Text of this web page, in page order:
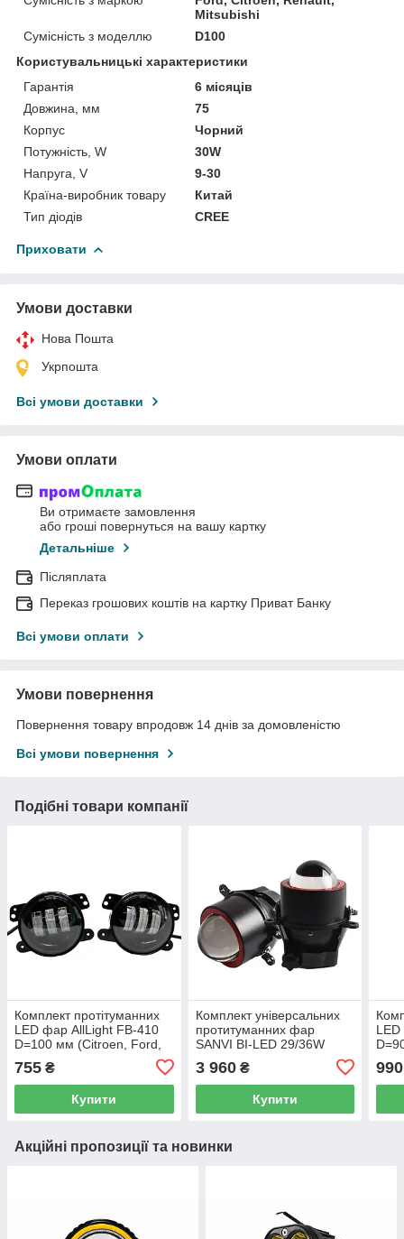
Mitsubishi
Сумісність з моделлю
D100
Користувальницькі характеристики
Гарантія
6 місяців
Довжина, мм
75
Корпус
Чорний
Потужність, W
30W
Напруга, V
9-30
Країна-виробник товару
Китай
Тип діодів
CREE
Приховати
Умови доставки
Нова Пошта
Укрпошта
Всі умови доставки
Умови оплати
Ви отримаєте замовлення
або гроші повернуться на вашу картку
Детальніше
Післяплата
Переказ грошових коштів на картку Приват Банку
Всі умови оплати
Умови повернення
Повернення товару впродовж 14 днів за домовленістю
Всі умови повернення
Подібні товари компанії
Комплект протітуманних
LED фар AllLight FB-410
D=100 мм (Citroen, Ford,
Mitsubishi, Opel, Peugeot,
Subaru)
755 ₴
Купити
Комплект універсальних
протитуманних фар
SANVI BI-LED 29/36W
Mitsubishi, Opel,
3 960₴
Купити
990
Акційні пропозиції та новинки